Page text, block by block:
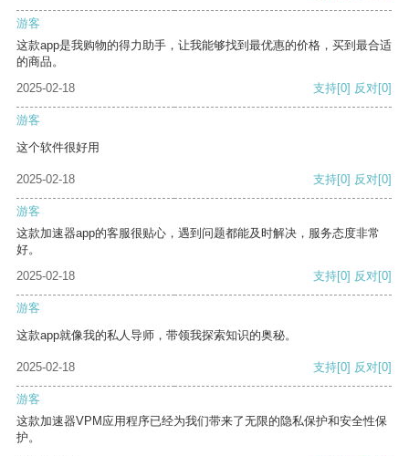
游客
这款app是我购物的得力助手，让我能够找到最优惠的价格，买到最合适
的商品。
2025-02-18
支持[0] 反对[0]
游客
这个软件很好用
2025-02-18 支持[0] 反对[0]
游客
这款加速器app的客服很贴心，遇到问题都能及时解决，服务态度非常
好。
2025-02-18
支持[0] 反对[0]
游客
这款app就像我的私人导师，带领我探索知识的奥秘。
2025-02-18 支持[0] 反对[0]
游客
这款加速器VPM应用程序已经为我们带来了无限的隐私保护和安全性保
护。